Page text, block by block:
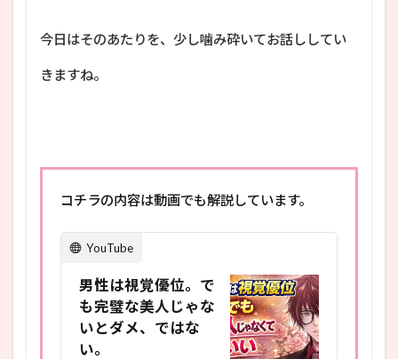
今日はそのあたりを、少し噛み砕いてお話ししてい
きますね。
コチラの内容は動画でも解説しています。
YouTube
男性は視覚優位。で
も完璧な美人じゃな
いとダメ、ではな
い。